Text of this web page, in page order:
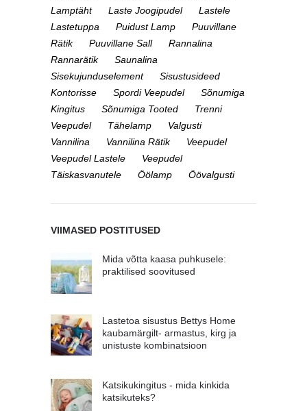
Lamptäht
Laste Joogipudel
Lastele
Lastetuppa
Puidust Lamp
Puuvillane
Rätik
Puuvillane Sall
Rannalina
Rannarätik
Saunalina
Sisekujunduselement
Sisustusideed
Kontorisse
Spordi Veepudel
Sõnumiga
Kingitus
Sõnumiga Tooted
Trenni
Veepudel
Tähelamp
Valgusti
Vannilina
Vannilina Rätik
Veepudel
Veepudel Lastele
Veepudel
Täiskasvanutele
Öölamp Öövalgusti
VIIMASED POSTITUSED
Mida võtta kaasa puhkusele:
praktilised soovitused
Lastetoa sisustus Bettys Home
kaubamärgilt- armastus, kirg ja
unistuste kombinatsioon
Katsikukingitus - mida kinkida
katsikuteks?